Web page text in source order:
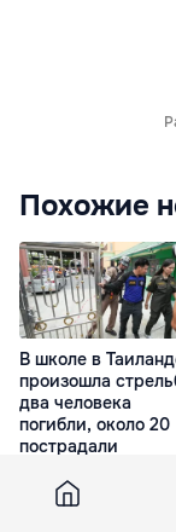
Похожие
В школе в
произошла
два человека
погибли, около 20
пострадали
21 минута назад